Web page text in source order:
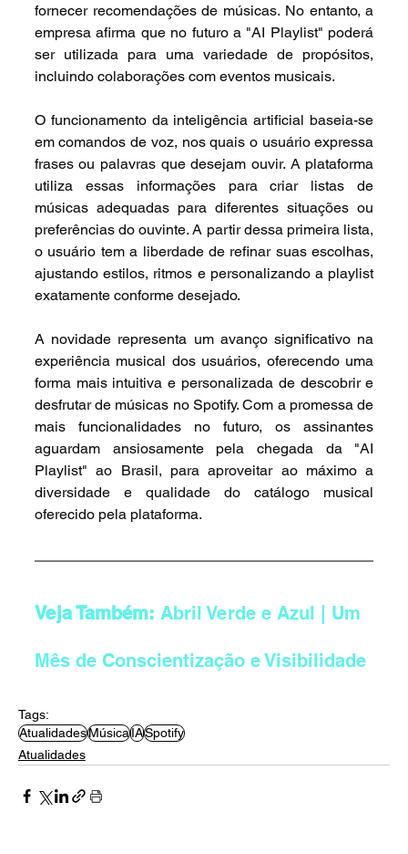
fornecer recomendações de músicas. No entanto, a
empresa afirma que no futuro a "AI Playlist" poderá
ser utilizada para uma variedade de propósitos,
incluindo colaborações com eventos musicais.
O funcionamento da inteligência artificial baseia-se
em comandos de voz, nos quais o usuário expressa
frases ou palavras que desejam ouvir. A plataforma
utiliza essas informações para criar listas de
músicas adequadas para diferentes situações ou
preferências do ouvinte. A partir dessa primeira lista,
o usuário tem a liberdade de refinar suas escolhas,
ajustando estilos, ritmos e personalizando a playlist
exatamente conforme desejado.
A novidade representa um avanço significativo na
experiência musical dos usuários, oferecendo uma
forma mais intuitiva e personalizada de descobrir e
desfrutar de músicas no Spotify. Com a promessa de
mais funcionalidades no futuro, os assinantes
aguardam ansiosamente pela chegada da "AI
Playlist" ao Brasil, para aproveitar ao máximo a
diversidade e qualidade do catálogo musical
oferecido pela plataforma.
Veja Também: Abril Verde e Azul | Um
Mês de Conscientização e Visibilidade
Tags:
AtualidadesMúsicaIASpotify
Atualidades